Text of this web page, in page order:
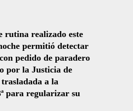
rutina realizado este
permitió detectar
pedido de paradero
por la Justicia de
a la
para regularizar su